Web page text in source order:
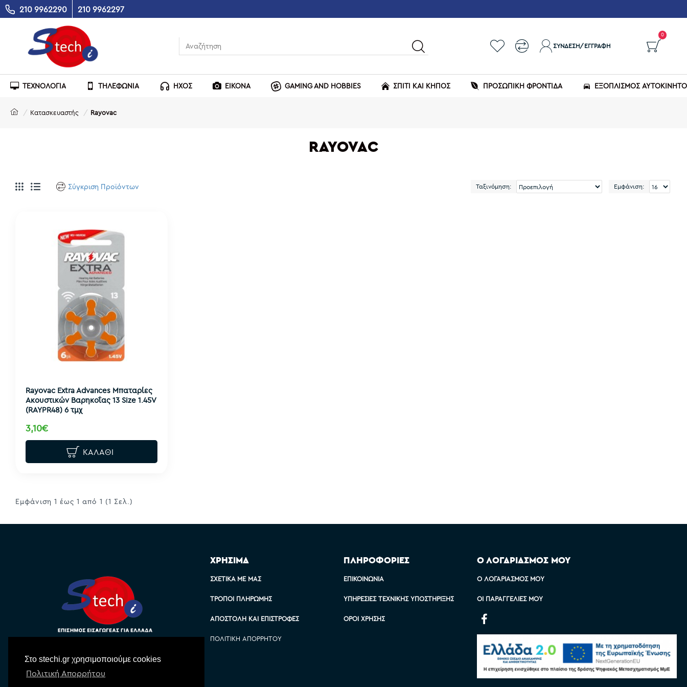
Στο stechi.gr χρησιμοποιούμε cookies
Πολιτική Απορρήτου
210 9962290 210 9962297
ΣΎΝΔΕΣΗ/ΕΓΓΡΑΦΉ
0
ΤΕΧΝΟΛΟΓΙΑ ΤΗΛΕΦΩΝΙΑ ΗΧΟΣ ΕΙΚΟΝΑ GAMING AND HOBBIES ΣΠΙΤΙ ΚΑΙ ΚΗΠΟΣ ΠΡΟΣΩΠΙΚΗ ΦΡΟΝΤΙΔΑ ΕΞΟΠΛΙΣΜΌΣ
Κατασκευαστής Rayovac
RAYOVAC
Σύγκριση Προϊόντων Ταξινόμηση: Εμφάνιση:
Rayovac Extra Advances Μπαταρίες
Ακουστικών Βαρηκοΐας 13 Size 1.45V
(RAYPR48) 6 τμχ
3,10€
ΚΑΛΆΘΙ
Εμφάνιση 1 έως 1 από 1 (1 Σελ.)
ΧΡΗΣΙΜΑ
ΣΧΕΤΙΚΆ ΜΕ ΜΑΣ
ΤΡΌΠΟΙ ΠΛΗΡΩΜΉΣ
ΑΠΟΣΤΟΛΉ ΚΑΙ ΕΠΙΣΤΡΟΦΈΣ
ΠΟΛΙΤΙΚΉ ΑΠΟΡΡΉΤΟΥ
ΠΛΗΡΟΦΟΡΙΕΣ
ΕΠΙΚΟΙΝΩΝΊΑ
ΥΠΗΡΕΣΊΕΣ ΤΕΧΝΙΚΉΣ ΥΠΟΣΤΉΡΙΞΗΣ
ΌΡΟΙ ΧΡΉΣΗΣ
Ο ΛΟΓΑΡΙΑΣΜΟΣ ΜΟΥ
Ο ΛΟΓΑΡΙΑΣΜΌΣ ΜΟΥ
ΟΙ ΠΑΡΑΓΓΕΛΊΕΣ ΜΟΥ